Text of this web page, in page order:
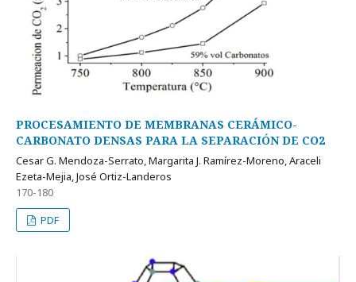
PROCESAMIENTO DE MEMBRANAS CERÁMICO-
CARBONATO DENSAS PARA LA SEPARACIÓN DE CO2
Cesar G. Mendoza-Serrato, Margarita J. Ramí­rez-Moreno, Araceli
Ezeta-Mejia, José Ortiz-Landeros
170-180
PDF